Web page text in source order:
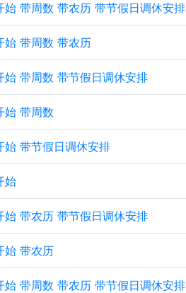
带周数 带农历 带节假日调休安排
始 带周数 带农历
带周数 带节假日调休安排
始 带周数
带节假日调休安排
始
带农历 带节假日调休安排
始 带农历
带周数 带农历 带节假日调休安排